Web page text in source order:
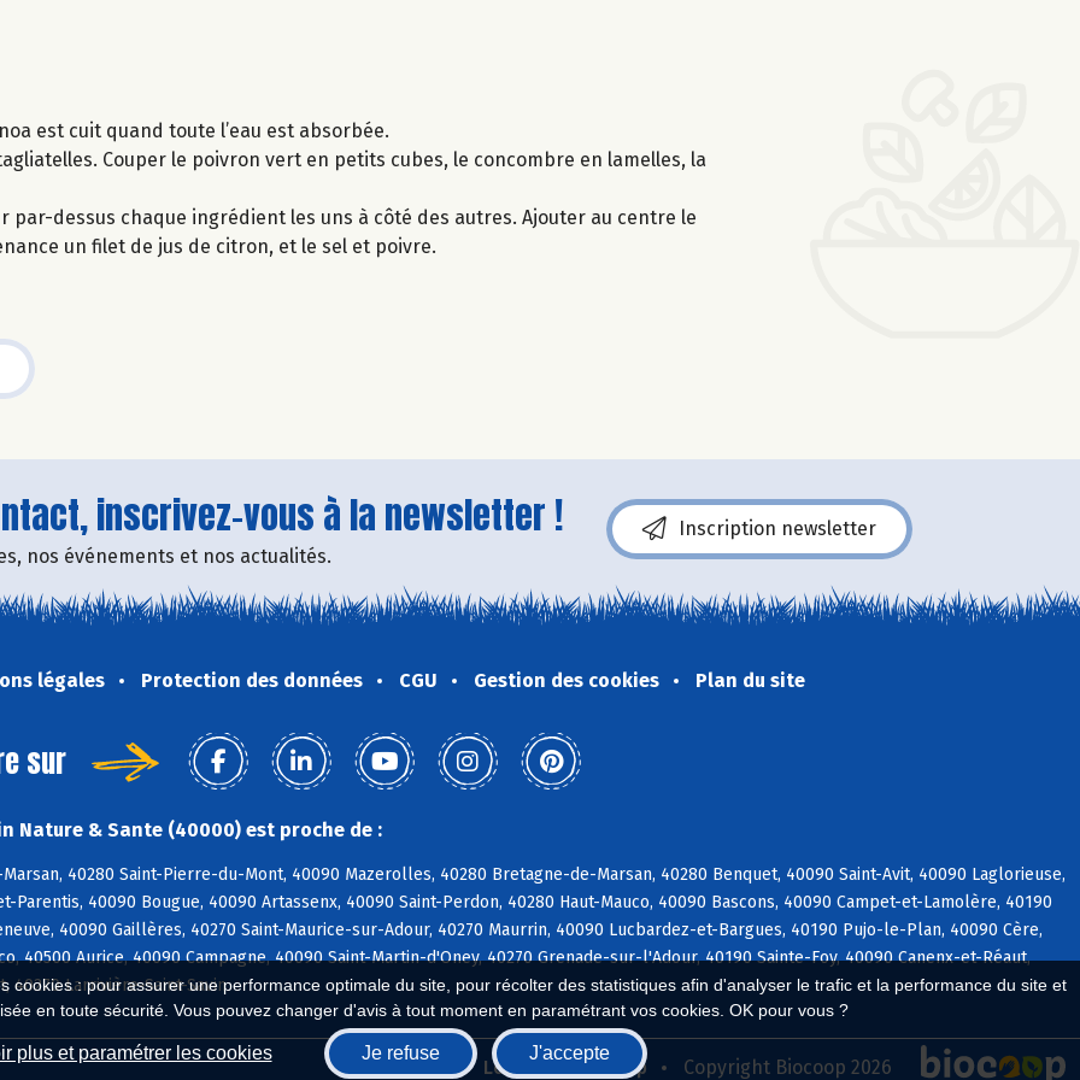
cookies : pour assurer une performance optimale du site, pour récolter des statistiques afin d'analyser le trafic et la performance du site et
en toute sécurité. Vous pouvez changer d'avis à tout moment en paramétrant vos cookies. OK pour vous ?
plus et paramétrer les cookies Je refuse J'accepte
est cuit quand toute l’eau est absorbée.
Couper le poivron vert en petits cubes, le concombre en lamelles, la
par-dessus chaque ingrédient les uns à côté des autres. Ajouter au centre le
un filet de jus de citron, et le sel et poivre.
inscrivez-vous à la newsletter !
nos événements et nos actualités.
Inscription newsletter
légales Protection des données CGU Gestion des cookies Plan du site
sur
Nature & Sante (40000) est proche de :
40280 Saint-Pierre-du-Mont, 40090 Mazerolles, 40280 Bretagne-de-Marsan, 40280 Benquet, 40090 Saint-Avit, 40090 Laglorieuse,
Parentis, 40090 Bougue, 40090 Artassenx, 40090 Saint-Perdon, 40280 Haut-Mauco, 40090 Bascons, 40090 Campet-et-Lamolère, 40190
40090 Gaillères, 40270 Saint-Maurice-sur-Adour, 40270 Maurrin, 40090 Lucbardez-et-Bargues, 40190 Pujo-le-Plan, 40090 Cère,
40500 Aurice, 40090 Campagne, 40090 Saint-Martin-d'Oney, 40270 Grenade-sur-l'Adour, 40190 Sainte-Foy, 40090 Canenx-et-Réaut,
40270 Larrivière-Saint-Savin
Biocoop.fr Le réseau Biocoop Copyright Biocoop 2026